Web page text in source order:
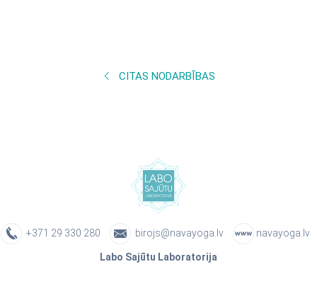
CITAS NODARBĪBAS
+371 29 330 280 birojs@navayoga.lv navayoga.lv
Labo Sajūtu Laboratorija